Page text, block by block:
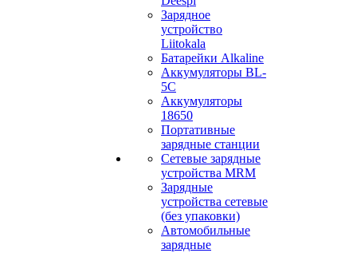
Зарядное
устройство
Liitokala
Батарейки Alkaline
Аккумуляторы BL-
5C
Аккумуляторы
18650
Портативные
зарядные станции
Сетевые зарядные
устройства MRM
Зарядные
устройства сетевые
(без упаковки)
Автомобильные
зарядные